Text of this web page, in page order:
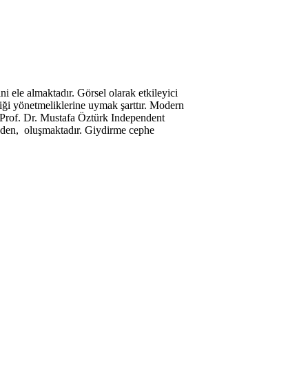
ele almaktadır. Görsel olarak etkileyici
yönetmeliklerine uymak şarttır. Modern
Dr. Mustafa Öztürk Independent
oluşmaktadır. Giydirme cephe